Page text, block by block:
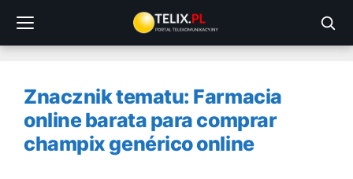
treści
Znacznik tematu: Farmacia
online barata para comprar
champix genérico online